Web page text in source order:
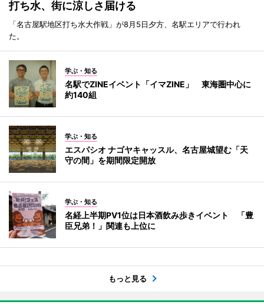
打ち水、街に涼しさ届ける
「名古屋駅地区打ち水大作戦」が8月5日夕方、名駅エリアで行われ
た。
学ぶ・知る
名駅でZINEイベント「イマZINE」 東海圏中心に
約140組
学ぶ・知る
エスパシオ ナゴヤキャッスル、名古屋城望む「天
守の間」を期間限定開放
学ぶ・知る
名経上半期PV1位は日本酒飲み歩きイベント 「豊
臣兄弟！」関連も上位に
もっと見る